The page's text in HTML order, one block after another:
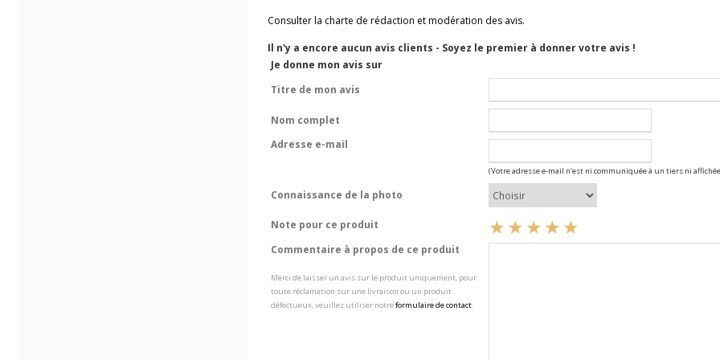
Consulter la charte de rédaction et modération des avis.
Il n'y a encore aucun avis clients - Soyez le premier à donner votre avis !
Je donne mon avis sur
Titre de mon avis
Nom complet
Adresse e-mail
(Votre adresse e-mail n'est ni communiquée à un tiers ni
Connaissance de la photo
Note pour ce produit
Commentaire à propos de ce produit
Merci de laisser un avis sur le produit uniquement, pour
toute réclamation sur une livraison ou un produit
défectueux, veuillez utiliser notreformulaire de contact.